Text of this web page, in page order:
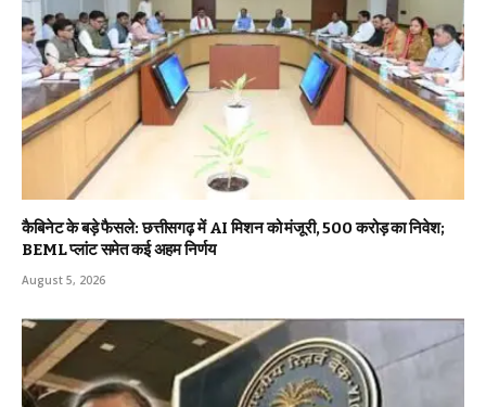
कैबिनेट के बड़े फैसले: छत्तीसगढ़ में AI मिशन को मंजूरी, 500 करोड़ का निवेश;
BEML प्लांट समेत कई अहम निर्णय
August 5, 2026